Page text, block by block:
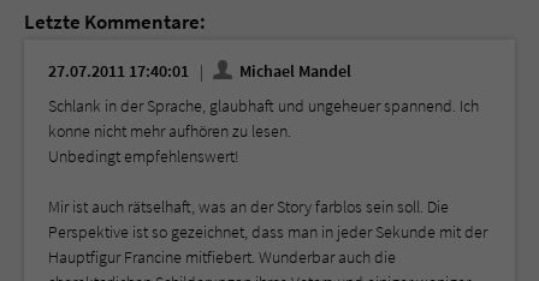
Letzte Kommentare:
27.07.2011 17:40:01
Michael Mandel
Schlank in der Sprache, glaubhaft und ungeheuer spannend. Ich
konne nicht mehr aufhören zu lesen.
Unbedingt empfehlenswert!
Mir ist auch rätselhaft, was an der Story farblos sein soll. Die
Perspektive ist so gezeichnet, dass man in jeder Sekunde mit der
Hauptfigur Francine mitfiebert. Wunderbar auch die